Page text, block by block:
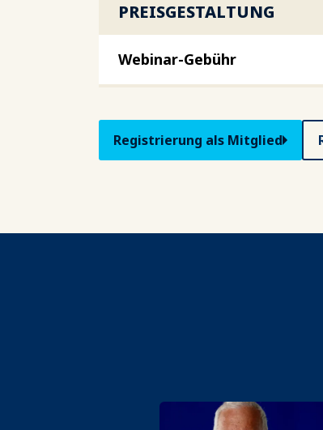
PREISGESTALTUNG
Webinar-Gebühr
Registrierung als Mitglied